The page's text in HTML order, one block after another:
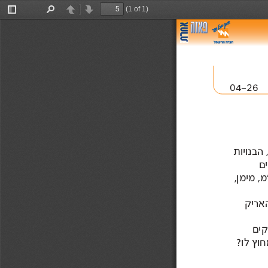
Toggle
PreviousNext
(1 of 1)
04-26